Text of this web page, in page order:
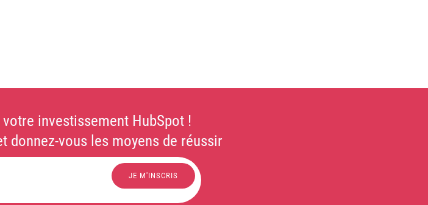
investissement HubSpot !
donnez-vous les moyens de réussir